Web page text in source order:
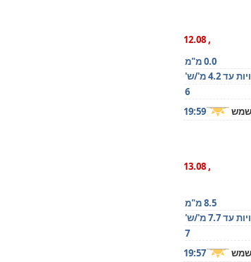
, 12.08
0.0 מ"מ
4.2 מ'/ש'
6
19:59
, 13.08
8.5 מ"מ
7.7 מ'/ש'
7
19:57